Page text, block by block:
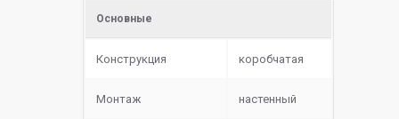
Основные
Конструкция коробчатая
Монтаж настенный